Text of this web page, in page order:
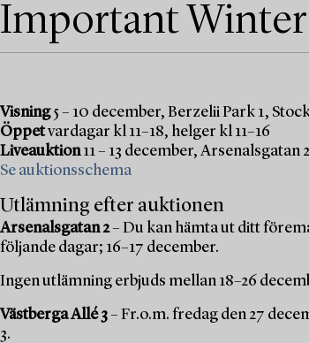
Important Winter
Visning5 – 10 december, Berzelii Park 1,
Öppetvardagar kl 11–18, helger kl 11–16
Liveauktion11 – 13 december, Arsenalsgatan
Se auktionsschema
Utlämning efter auktionen
Arsenalsgatan 2– Du kan hämta ut ditt
följande dagar; 16–17 december.
Ingen utlämning erbjuds mellan 18–26
Västberga Allé 3– Fr.o.m. fredag den 27
3.